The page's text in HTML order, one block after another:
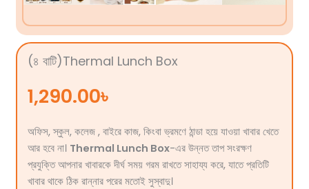
(৪ বাটি)Thermal Lunch Box
1,290.00৳
অফিস, স্কুল, কলেজ , বাইরে কাজ, কিংবা ভ্রমণে ঠান্ডা হয়ে যাওয়া খাবার খেতে
আর হবে না। Thermal Lunch Box-এর উন্নত তাপ সংরক্ষণ
প্রযুক্তি আপনার খাবারকে দীর্ঘ সময় গরম রাখতে সাহায্য করে, যাতে প্রতিটি
খাবার থাকে ঠিক রান্নার পরের মতোই সুস্বাদু।